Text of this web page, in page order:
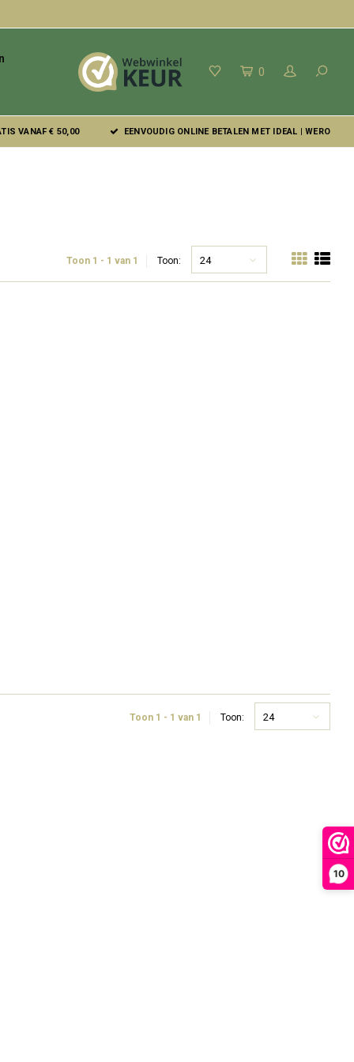
10
0
VANAF € 50,00 EENVOUDIG ONLINE BETALEN MET IDEAL | WERO
Toon 1 - 1 van 1 Toon: 24
Toon 1 - 1 van 1 Toon: 24